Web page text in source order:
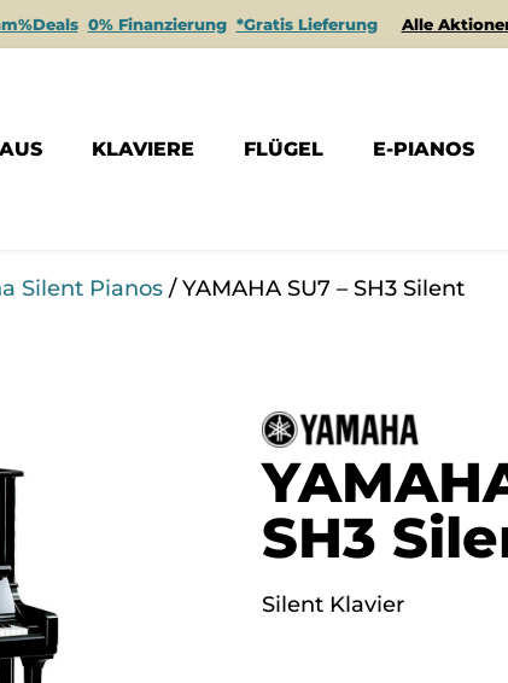
0% Finanzierung *Gratis Lieferung Alle
KLAVIERE FLÜGEL E-PIANOS
Silent Pianos / YAMAHA SU7 – SH3 Silent
SH3
Silent Klavier